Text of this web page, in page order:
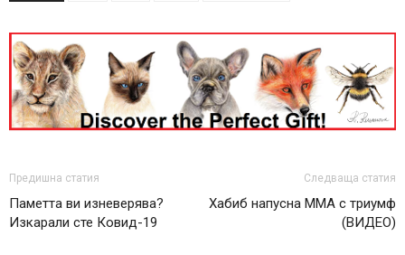
Предишна статия
Паметта ви изневерява?
Изкарали сте Ковид-19
Следваща статия
Хабиб напусна ММА с триумф
(ВИДЕО)